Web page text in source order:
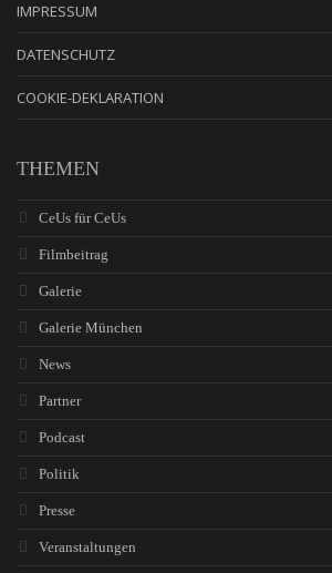
IMPRESSUM
DATENSCHUTZ
COOKIE-DEKLARATION
THEMEN
CeUs für CeUs
Filmbeitrag
Galerie
Galerie München
News
Partner
Podcast
Politik
Presse
Veranstaltungen